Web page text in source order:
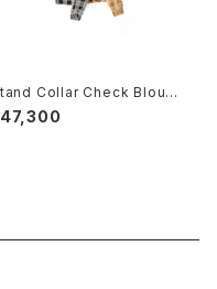
Collar Check Blouso